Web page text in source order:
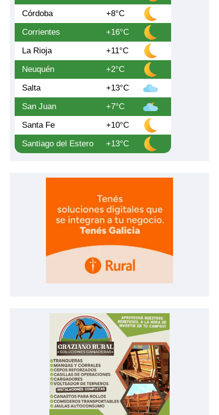
Córdoba
+8°C
Corrientes
+16°C
La Rioja
+11°C
Neuquén
+2°C
Salta
+13°C
San Juan
+7°C
Santa Fe
+10°C
Santiago del Estero
+13°C